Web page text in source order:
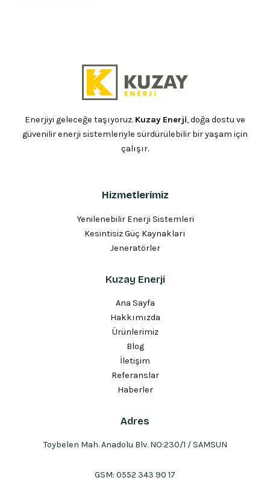
Enerjiyi geleceğe taşıyoruz. Kuzay Enerji, doğa dostu ve
güvenilir enerji sistemleriyle sürdürülebilir bir yaşam için
çalışır.
Hizmetlerimiz
Yenilenebilir Enerji Sistemleri
Kesintisiz Güç Kaynakları
Jeneratörler
Kuzay Enerji
Ana Sayfa
Hakkımızda
Ürünlerimiz
Blog
İletişim
Referanslar
Haberler
Adres
Toybelen Mah. Anadolu Blv. NO:230/1 / SAMSUN
GSM: 0552 343 90 17